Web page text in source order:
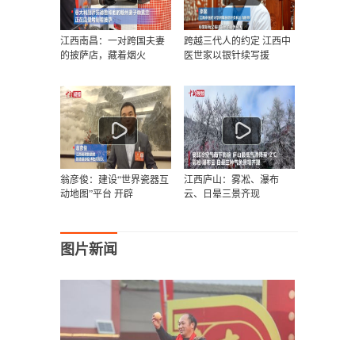
江西南昌：一对跨国夫妻
的披萨店，藏着烟火
跨越三代人的约定 江西中
医世家以银针续写援
翁彦俊：建设“世界瓷器互
动地图”平台 开辟
江西庐山：雾凇、瀑布
云、日晕三景齐现
图片新闻